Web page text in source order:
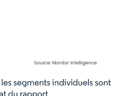
nécessite une attribution sous CC BY